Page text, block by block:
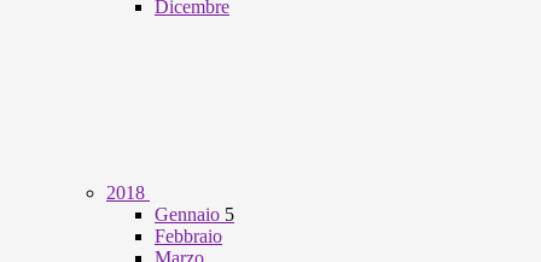
Dicembre
2018
Gennaio 5
Febbraio